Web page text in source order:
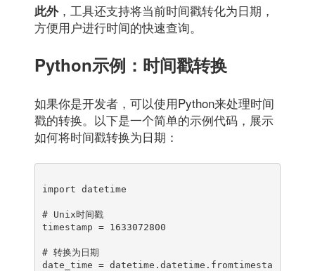
此外，工具还支持将当前时间戳转化为日期，
方便用户进行时间的快速查询。
Python示例：时间戳转换
如果你是开发者，可以使用Python来处理时间
戳的转换。以下是一个简单的示例代码，展示
如何将时间戳转换为日期：
import datetime
# Unix时间戳
timestamp = 1633072800
# 转换为日期
date_time = datetime.datetime.fromtimesta